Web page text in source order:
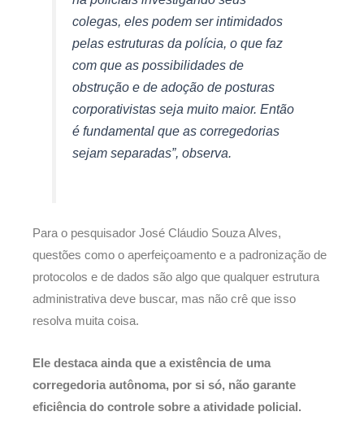
colegas, eles podem ser intimidados
pelas estruturas da polícia, o que faz
com que as possibilidades de
obstrução e de adoção de posturas
corporativistas seja muito maior. Então
é fundamental que as corregedorias
sejam separadas”, observa.
Para o pesquisador José Cláudio Souza Alves,
questões como o aperfeiçoamento e a padronização de
protocolos e de dados são algo que qualquer estrutura
administrativa deve buscar, mas não crê que isso
resolva muita coisa.
Ele destaca ainda que a existência de uma
corregedoria autônoma, por si só, não garante
eficiência do controle sobre a atividade policial.